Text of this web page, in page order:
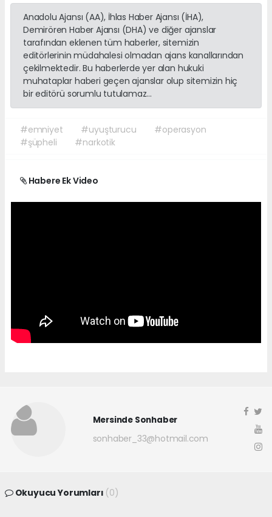
Anadolu Ajansı (AA), İhlas Haber Ajansı (İHA),
Demirören Haber Ajansı (DHA) ve diğer ajanslar
tarafından eklenen tüm haberler, sitemizin
editörlerinin müdahalesi olmadan ajans kanallarından
çekilmektedir. Bu haberlerde yer alan hukuki
muhataplar haberi geçen ajanslar olup sitemizin hiç
bir editörü sorumlu tutulamaz...
#emniyet #uyuşturucu
#operasyon
#şüpheli
#narkotik
Habere Ek Video
Mersinde Sonhaber
sonhaber_33@hotmail.com
Okuyucu Yorumları (0)